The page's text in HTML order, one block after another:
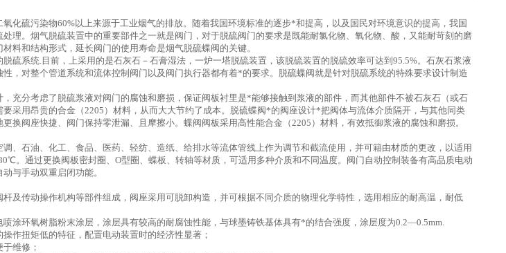
化硫污染物60%以上来源于工业烟气的排放。随着我国环境标准的逐步*和提高，以及国民对环境意识的提高，我国
理。烟气脱硫装置中的重要部件之一就是阀门，对于脱硫阀门的要求是既能耐氯化物、氧化物、酸，又能耐苛刻的磨
料和结构形式，延长阀门的使用寿命是烟气脱硫蝶阀的关键。
硫系统.目前，上采用的是石灰石－石膏湿法，一炉一塔脱硫装置，该脱硫装置的脱硫效率可达到95.5%。石灰石浆液
，对整个管道系统和流体控制阀门以及阀门执行器都有着*的要求。脱硫蝶阀就是针对脱硫系统的特殊要求设计制造
充分考虑了脱硫浆液对阀门的腐蚀和磨损，保证阀板衬里是*能够接触到浆液的部件，而其他部件不被石灰石（或石
采用昂贵的合金（2205）材料，从而大大节约了成本。脱硫蝶阀*的阀座设计*把阀体与流体介质隔开，与其他同类
换阀座快捷、阀门保持零泄漏、且摩擦小。蝶阀阀板采用高性能合金（2205）材料，有效抵御浆液的腐蚀和磨损。
、石油、化工、食品、医药、轻纺、造纸、给排水等流体管线上作为调节和截流使用，并可籍由材质的更改，以适用
。通过更换阀板密封圈、O型圈、蝶板、转轴等材质，可适用多种介质和不同温度。阀门自动控制装备有高品质电动
与手动双重启闭功能。
及传动操作机构等部件组成，阀座采用可脱卸构造，并可根据不同介质的物理化学特性，选用相应的耐高温，耐低
涂环氧树脂粉末涂层，涂层具有较高的耐腐蚀性能，与球墨铸铁基体具有*的结合强度，涂层度为0.2—0.5mm.
作扭矩低的特征，配置电动装置时的经济性显著；
维修；